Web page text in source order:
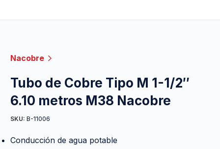
Nacobre
Tubo de Cobre Tipo M 1-1/2″
6.10 metros M38 Nacobre
SKU: B-11006
Conducción de agua potable